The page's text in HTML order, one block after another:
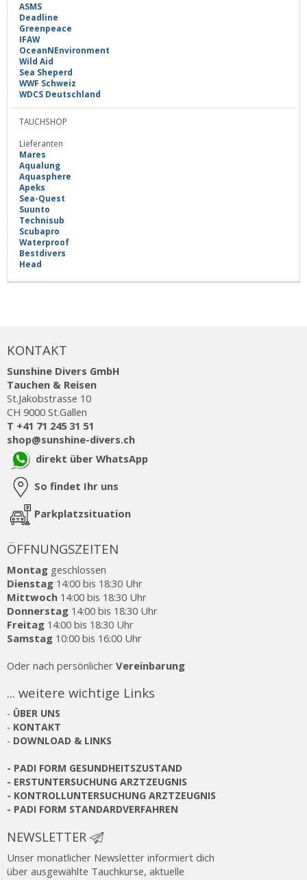
ASMS
Deadline
Greenpeace
IFAW
OceanNEnvironment
Wild Aid
Sea Sheperd
WWF Schweiz
WDCS Deutschland
TAUCHSHOP
Lieferanten
Mares
Aqualung
Aquasphere
Apeks
Sea-Quest
Suunto
Technisub
Scubapro
Waterproof
Bestdivers
Head
KONTAKT
Sunshine Divers GmbH
Tauchen & Reisen
St.Jakobstrasse 10
CH 9000 St.Gallen
T +41 71 245 31 51
shop@sunshine-divers.ch
direkt über WhatsApp
So findet Ihr uns
Parkplatzsituation
ÖFFNUNGSZEITEN
Montag geschlossen
Dienstag 14:00 bis 18:30 Uhr
Mittwoch 14:00 bis 18:30 Uhr
Donnerstag 14:00 bis 18:30 Uhr
Freitag 14:00 bis 18:30 Uhr
Samstag 10:00 bis 16:00 Uhr
Oder nach persönlicher Vereinbarung
... weitere wichtige Links
- ÜBER UNS
- KONTAKT
- DOWNLOAD & LINKS
- PADI FORM GESUNDHEITSZUSTAND
- ERSTUNTERSUCHUNG ARZTZEUGNIS
- KONTROLLUNTERSUCHUNG ARZTZEUGNIS
- PADI FORM STANDARDVERFAHREN
NEWSLETTER
Unser monatlicher Newsletter informiert dich
über ausgewählte Tauchkurse, aktuelle